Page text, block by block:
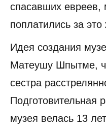
спасавших евреев,
поплатились за
Идея создания
Матеушу Шпытме,
сестра
Подготовительная
музея велась 13